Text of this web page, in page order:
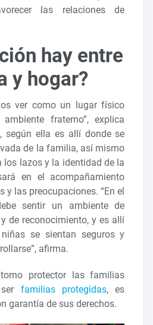
las relaciones de
hay entre
y hogar?
ver como un lugar físico
fraterno”, explica
según ella es allí donde se
de la familia, así mismo
los lazos y la identidad de la
en el acompañamiento
y las preocupaciones. “En el
sentir un ambiente de
de reconocimiento, y es allí
se sientan seguros y
afirma.
protector las familias
familias protegidas, es
garantía de sus derechos.